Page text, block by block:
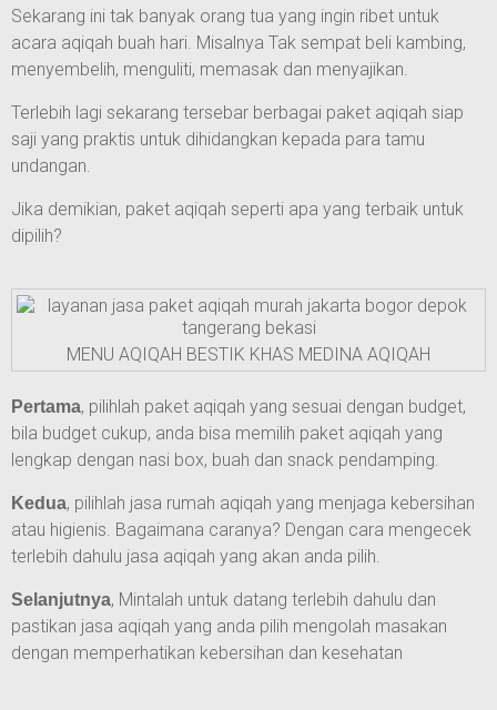
Sekarang ini tak banyak orang tua yang ingin ribet untuk
acara aqiqah buah hari. Misalnya Tak sempat beli kambing,
menyembelih, menguliti, memasak dan menyajikan.
Terlebih lagi sekarang tersebar berbagai paket aqiqah siap
saji yang praktis untuk dihidangkan kepada para tamu
undangan.
Jika demikian, paket aqiqah seperti apa yang terbaik untuk
dipilih?
MENU AQIQAH BESTIK KHAS MEDINA AQIQAH
Pertama, pilihlah paket aqiqah yang sesuai dengan budget,
bila budget cukup, anda bisa memilih paket aqiqah yang
lengkap dengan nasi box, buah dan snack pendamping.
Kedua, pilihlah jasa rumah aqiqah yang menjaga kebersihan
atau higienis. Bagaimana caranya? Dengan cara mengecek
terlebih dahulu jasa aqiqah yang akan anda pilih.
Selanjutnya, Mintalah untuk datang terlebih dahulu dan
pastikan jasa aqiqah yang anda pilih mengolah masakan
dengan memperhatikan kebersihan dan kesehatan